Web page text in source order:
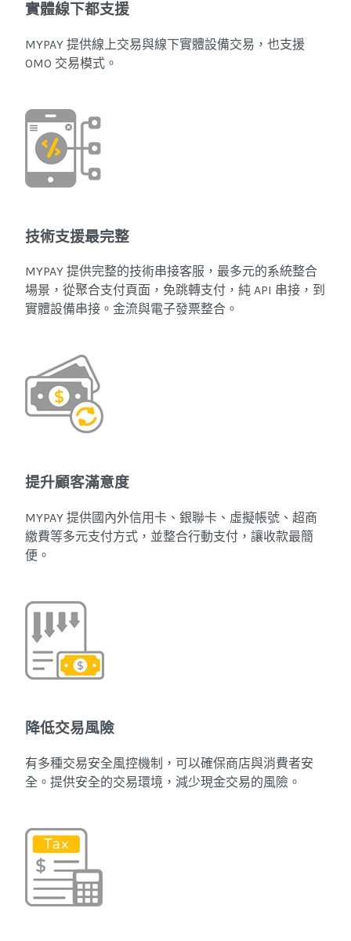
實體線下都支援
MYPAY 提供線上交易與線下實體設備交易，也支援
OMO 交易模式。
技術支援最完整
MYPAY 提供完整的技術串接客服，最多元的系統整合
場景，從聚合支付頁面，免跳轉支付，純 API 串接，到
實體設備串接。金流與電子發票整合。
提升顧客滿意度
MYPAY 提供國內外信用卡、銀聯卡、虛擬帳號、超商
繳費等多元支付方式，並整合行動支付，讓收款最簡
便。
降低交易風險
有多種交易安全風控機制，可以確保商店與消費者安
全。提供安全的交易環境，減少現金交易的風險。